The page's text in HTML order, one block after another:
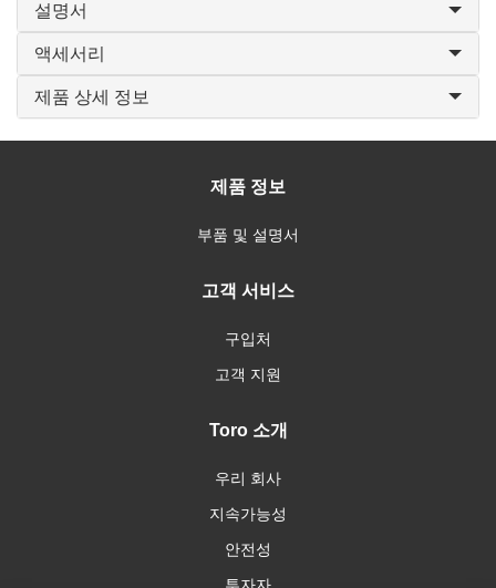
설명서
액세서리
제품 상세 정보
제품 정보
부품 및 설명서
고객 서비스
구입처
고객 지원
Toro 소개
우리 회사
지속가능성
안전성